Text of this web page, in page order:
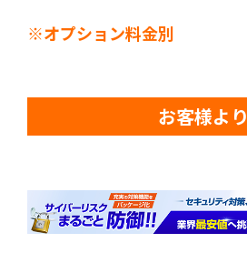
※オプション料金別
お客様より